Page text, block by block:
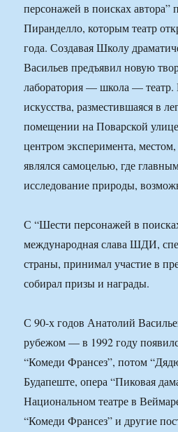
персонажей в поисках автора”
Пиранделло, которым театр
года. Создавая Школу
Васильев предъявил новую
лаборатория — школа — театр.
искусства, разместившаяся в
помещении на Поварской
центром эксперимента, местом,
являлся самоцелью, где
исследование природы,
С “Шести персонажей в
международная слава ШДИ,
страны, принимал участие в
собирал призы и награды.
С 90-х годов Анатолий
рубежом — в 1992 году
“Комеди Франсез”, потом
Будапеште, опера “Пиковая
Национальном театре в
“Комеди Франсез” и другие